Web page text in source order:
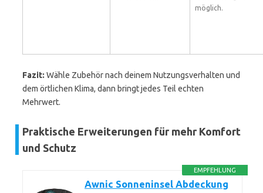
möglich.
Fazit: Wähle Zubehör nach deinem Nutzungsverhalten und
dem örtlichen Klima, dann bringt jedes Teil echten
Mehrwert.
Praktische Erweiterungen für mehr Komfort
und Schutz
EMPFEHLUNG
Awnic Sonneninsel Abdeckung